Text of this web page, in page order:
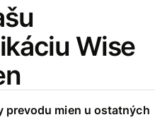
Wise
prevodu mien u ostatných